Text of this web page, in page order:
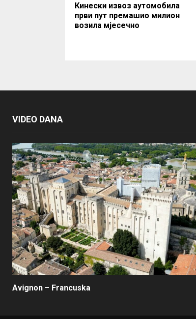
Кинески извоз аутомобила
први пут премашио милион
возила мjесечно
VIDEO DANA
Avignon – Francuska